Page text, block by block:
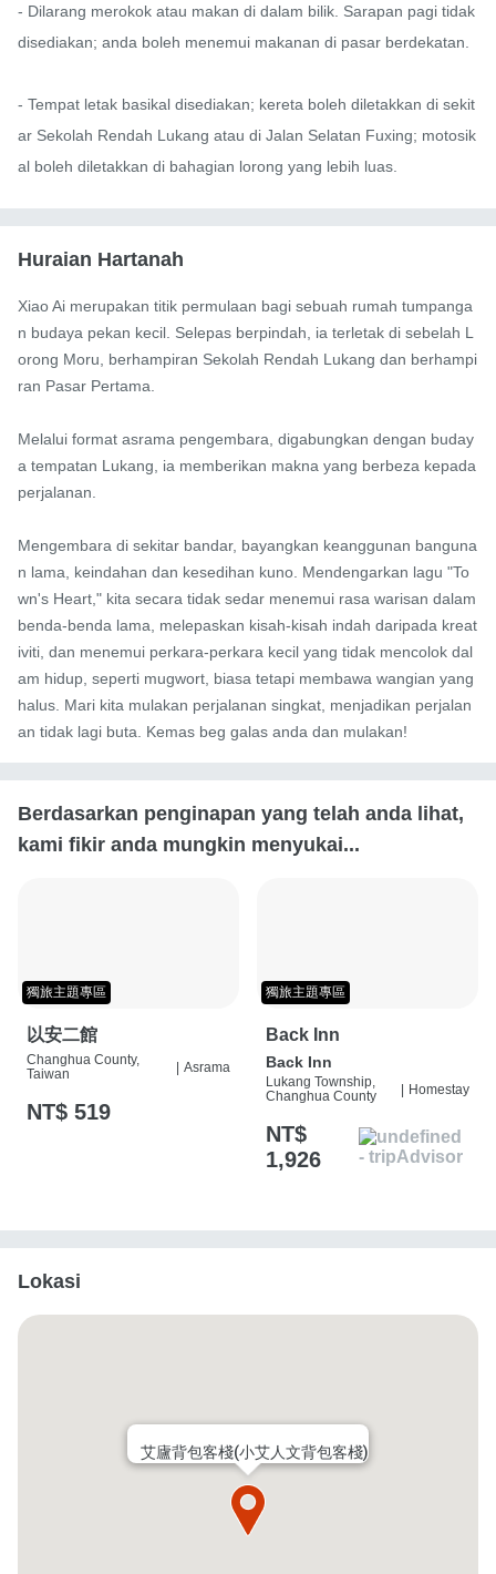
- Dilarang merokok atau makan di dalam bilik. Sarapan pagi tidak
disediakan; anda boleh menemui makanan di pasar berdekatan.
- Tempat letak basikal disediakan; kereta boleh diletakkan di sekit
ar Sekolah Rendah Lukang atau di Jalan Selatan Fuxing; motosik
al boleh diletakkan di bahagian lorong yang lebih luas.
Huraian Hartanah
Xiao Ai merupakan titik permulaan bagi sebuah rumah tumpanga
n budaya pekan kecil. Selepas berpindah, ia terletak di sebelah L
orong Moru, berhampiran Sekolah Rendah Lukang dan berhampi
ran Pasar Pertama.
Melalui format asrama pengembara, digabungkan dengan buday
a tempatan Lukang, ia memberikan makna yang berbeza kepada
perjalanan.
Mengembara di sekitar bandar, bayangkan keanggunan banguna
n lama, keindahan dan kesedihan kuno. Mendengarkan lagu "To
wn's Heart," kita secara tidak sedar menemui rasa warisan dalam
benda-benda lama, melepaskan kisah-kisah indah daripada kreat
iviti, dan menemui perkara-perkara kecil yang tidak mencolok dal
am hidup, seperti mugwort, biasa tetapi membawa wangian yang
halus. Mari kita mulakan perjalanan singkat, menjadikan perjalan
an tidak lagi buta. Kemas beg galas anda dan mulakan!
Berdasarkan penginapan yang telah anda lihat,
kami fikir anda mungkin menyukai...
獨旅主題專區
以安二館
Changhua County,
Taiwan
| Asrama
NT$ 519
獨旅主題專區
Back Inn
Back Inn
Lukang Township,
Changhua County
| Homestay
NT$
1,926
Lokasi
艾廬背包客棧(小艾人文背包客棧)